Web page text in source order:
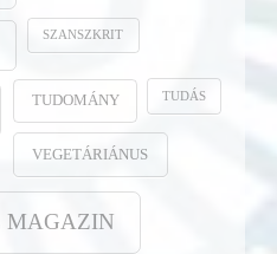
SZANSZKRIT
TUDOMÁNY TUDÁS
VEGETÁRIÁNUS
MAGAZIN